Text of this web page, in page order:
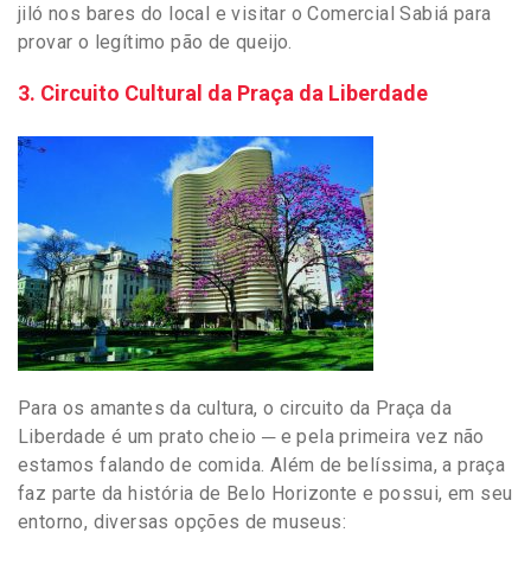
jiló nos bares do local e visitar o Comercial Sabiá para
provar o legítimo pão de queijo.
3. Circuito Cultural da Praça da Liberdade
Para os amantes da cultura, o circuito da Praça da
Liberdade é um prato cheio ─ e pela primeira vez não
estamos falando de comida. Além de belíssima, a praça
faz parte da história de Belo Horizonte e possui, em seu
entorno, diversas opções de museus: